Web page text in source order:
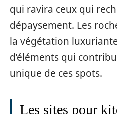
qui ravira ceux qui
dépaysement. Les
la végétation
d’éléments qui
unique de ces spots.
Les sites pour